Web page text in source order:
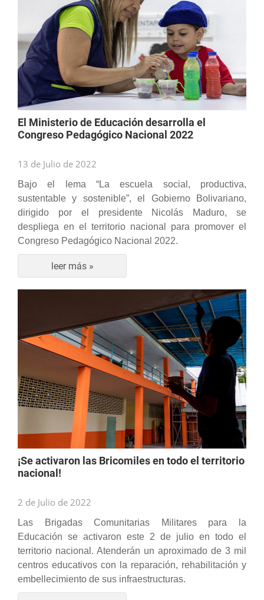
El Ministerio de Educación desarrolla el
Congreso Pedagógico Nacional 2022
13 de Julio de 2022
Bajo el lema “La escuela social, productiva,
sustentable y sostenible”, el Gobierno Bolivariano,
dirigido por el presidente Nicolás Maduro, se
despliega en el territorio nacional para promover el
Congreso Pedagógico Nacional 2022.
leer más »
¡Se activaron las Bricomiles en todo el territorio
nacional!
2 de Julio de 2022
Las Brigadas Comunitarias Militares para la
Educación se activaron este 2 de julio en todo el
territorio nacional. Atenderán un aproximado de 3 mil
centros educativos con la reparación, rehabilitación y
embellecimiento de sus infraestructuras.